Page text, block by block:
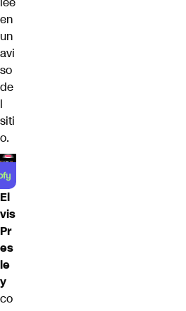
en
un
avi
so
de
l
siti
o.
El
vis
Pr
es
le
y
co